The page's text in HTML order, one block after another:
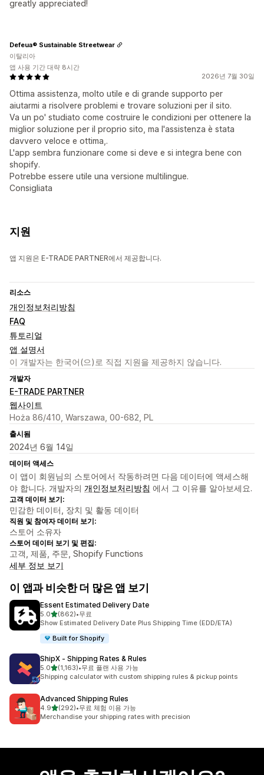
greatly appreciated!
2026년 7월 30일
Ottima assistenza, molto utile e di grande supporto per
aiutarmi a risolvere problemi e trovare soluzioni per il sito.
Va un po' studiato come costruire le condizioni per ottenere la
miglior soluzione per il proprio sito, ma l'assistenza è stata
davvero veloce e ottima,.
L'app sembra funzionare come si deve e si integra bene con
shopify.
Potrebbe essere utile una versione multilingue.
Consigliata
Defeua® Sustainable Streetwear
이탈리아
앱 사용 기간 대략 8시간
지원
앱 지원은 E-TRADE PARTNER에서 제공합니다.
리소스
개인정보처리방침
FAQ
튜토리얼
앱 설명서
이 개발자는 한국어(으)로 직접 지원을 제공하지 않습니다.
개발자
E-TRADE PARTNER
웹사이트
Hoża 86/410, Warszawa, 00-682, PL
출시됨
2024년 6월 14일
데이터 액세스
이 앱이 회원님의 스토어에서 작동하려면 다음 데이터에 액세스해
야 합니다. 개발자의 개인정보처리방침 에서 그 이유를 알아보세요.
고객 데이터 보기:
민감한 데이터, 장치 및 활동 데이터
직원 및 참여자 데이터 보기:
스토어 소유자
스토어 데이터 보기 및 편집:
고객, 제품, 주문, Shopify Functions
세부 정보 보기
이 앱과 비슷한 더 많은 앱 보기
Essent Estimated Delivery Date
5.0별 5개 중
(862)
총 리뷰 862개
•무료
Show Estimated Delivery Date Plus Shipping Time (EDD/ETA)
Built for Shopify
ShipX ‑ Shipping Rates & Rules
5.0별 5개 중
(1,163)
총 리뷰 1163개
•무료 플랜 사용 가능
Shipping calculator with custom shipping rules & pickup points
Advanced Shipping Rules
4.9별 5개 중
(292)
총 리뷰 292개
•무료 체험 이용 가능
Merchandise your shipping rates with precision